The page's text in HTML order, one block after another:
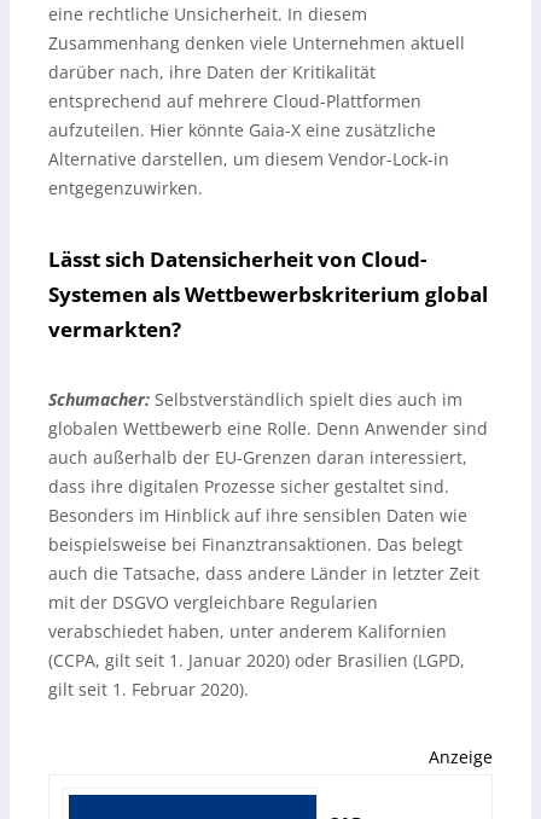
eine rechtliche Unsicherheit. In diesem
Zusammenhang denken viele Unternehmen aktuell
darüber nach, ihre Daten der Kritikalität
entsprechend auf mehrere Cloud-Plattformen
aufzuteilen. Hier könnte Gaia-X eine zusätzliche
Alternative darstellen, um diesem Vendor-Lock-in
entgegenzuwirken.
Lässt sich Datensicherheit von Cloud-
Systemen als Wettbewerbskriterium global
vermarkten?
Schumacher: Selbstverständlich spielt dies auch im
globalen Wettbewerb eine Rolle. Denn Anwender sind
auch außerhalb der EU-Grenzen daran interessiert,
dass ihre digitalen Prozesse sicher gestaltet sind.
Besonders im Hinblick auf ihre sensiblen Daten wie
beispielsweise bei Finanztransaktionen. Das belegt
auch die Tatsache, dass andere Länder in letzter Zeit
mit der DSGVO vergleichbare Regularien
verabschiedet haben, unter anderem Kalifornien
(CCPA, gilt seit 1. Januar 2020) oder Brasilien (LGPD,
gilt seit 1. Februar 2020).
Anzeige